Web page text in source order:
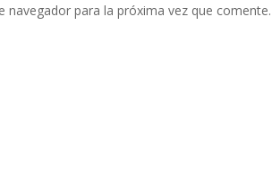
para la próxima vez que comente.